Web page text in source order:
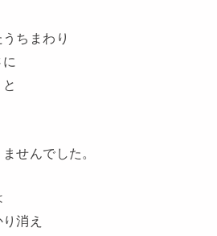
ちまわり
せんでした。
消え